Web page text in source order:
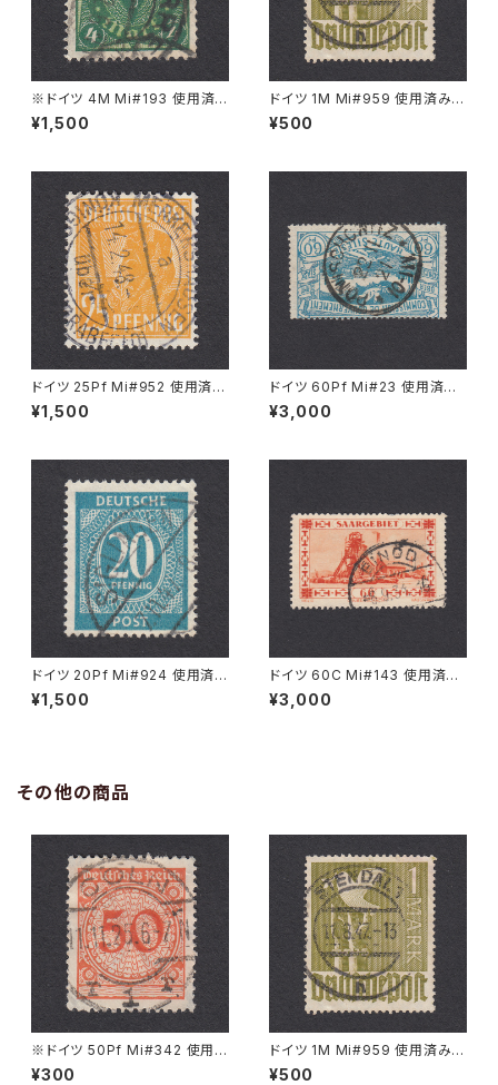
※ドイツ 4M Mi#193 使用済
み切手｜VARREL 30.11.1922
¥1,500
ドイツ 1M Mi#959 使用済み切
手｜STENDAL 11.8.1947
¥500
ドイツ 25Pf Mi#952 使用済み
切手｜MERKERSHAUSEN 14.
2.1948
¥1,500
ドイツ 60Pf Mi#23 使用済み
切手｜PONISCHOWITZ 22.1
1.1921
¥3,000
ドイツ 20Pf Mi#924 使用済み
切手｜SIGLINGEN 7.11.1947
¥1,500
ドイツ 60C Mi#143 使用済み
切手｜EINÖD 8.9.1934
¥3,000
その他の商品
※ドイツ 50Pf Mi#342 使用済
み切手｜CÖLN 11.11.1925
¥300
ドイツ 1M Mi#959 使用済み切
手｜STENDAL 11.8.1947
¥500